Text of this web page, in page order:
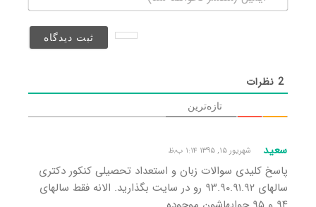
(منتشر
2نظرات
تازه‌ترین
سعید شهریور ۱۵, ۱۳۹۵ ۱:۱۴ ب٫ظ
پاسخ کلیدی سوالات زبان و استعداد تحصیلی کنکور دکتری
سالهای ۹۳.۹۰.۹۱.۹۲ رو در سایت بگذارید. الانه فقط سالهای